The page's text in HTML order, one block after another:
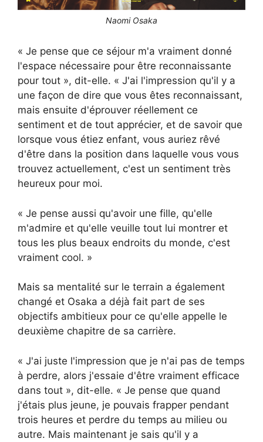
Naomi Osaka
« Je pense que ce séjour m'a vraiment donné
l'espace nécessaire pour être reconnaissante
pour tout », dit-elle. « J'ai l'impression qu'il y a
une façon de dire que vous êtes reconnaissant,
mais ensuite d'éprouver réellement ce
sentiment et de tout apprécier, et de savoir que
lorsque vous étiez enfant, vous auriez rêvé
d'être dans la position dans laquelle vous vous
trouvez actuellement, c'est un sentiment très
heureux pour moi.
« Je pense aussi qu'avoir une fille, qu'elle
m'admire et qu'elle veuille tout lui montrer et
tous les plus beaux endroits du monde, c'est
vraiment cool. »
Mais sa mentalité sur le terrain a également
changé et Osaka a déjà fait part de ses
objectifs ambitieux pour ce qu'elle appelle le
deuxième chapitre de sa carrière.
« J'ai juste l'impression que je n'ai pas de temps
à perdre, alors j'essaie d'être vraiment efficace
dans tout », dit-elle. « Je pense que quand
j'étais plus jeune, je pouvais frapper pendant
trois heures et perdre du temps au milieu ou
autre. Mais maintenant je sais qu'il y a